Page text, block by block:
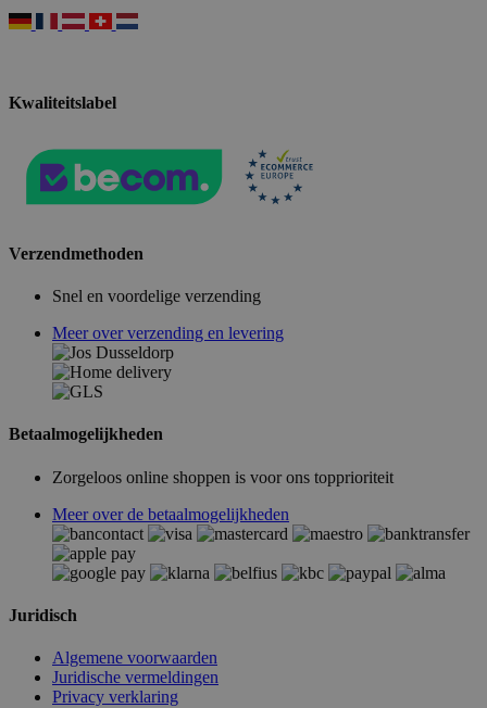
Kwaliteitslabel
Verzendmethoden
Snel en voordelige verzending
Meer over verzending en levering
Betaalmogelijkheden
Zorgeloos online shoppen is voor ons topprioriteit
Meer over de betaalmogelijkheden
Juridisch
Algemene voorwaarden
Juridische vermeldingen
Privacy verklaring